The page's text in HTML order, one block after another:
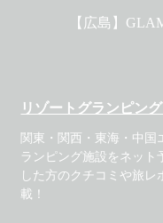
【広島】
リゾートグランピン
関東・関西・東海・中
ランピング施設をネット
した方のクチコミや旅
載！